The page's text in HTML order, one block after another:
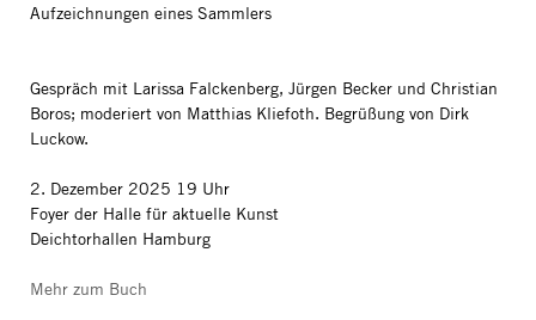
Aufzeichnungen eines Sammlers
Gespräch mit Larissa Falckenberg, Jürgen Becker und Christian
Boros; moderiert von Matthias Kliefoth. Begrüßung von Dirk
Luckow.
2. Dezember 2025 19 Uhr
Foyer der Halle für aktuelle Kunst
Deichtorhallen Hamburg
Mehr zum Buch